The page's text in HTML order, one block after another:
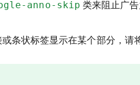
anno-skip 类来阻止广
条状标签显示在某个部分，请